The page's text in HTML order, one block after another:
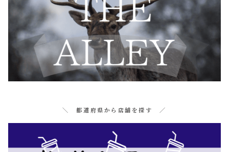
＼ 都道府県から店舗を探す ／